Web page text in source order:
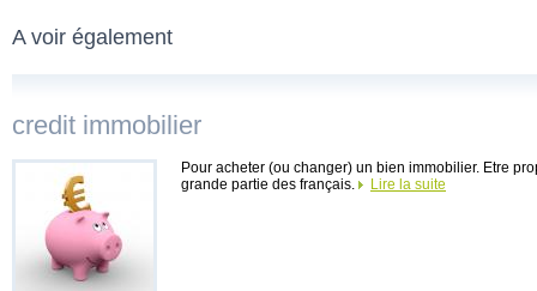
A voir également
credit immobilier
Pour acheter (ou changer) un bien immobilier. Etre
grande partie des français.
Lire la suite